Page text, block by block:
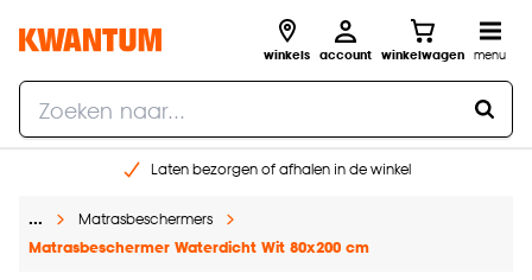
winkels account winkelwagen menu
Laten bezorgen of afhalen in de winkel
Gratis raam advies en inmeten aan huis
€ 5,- korting op je volgende bestelling
…
Matrasbeschermers
Matrasbeschermer Waterdicht Wit 80x200 cm